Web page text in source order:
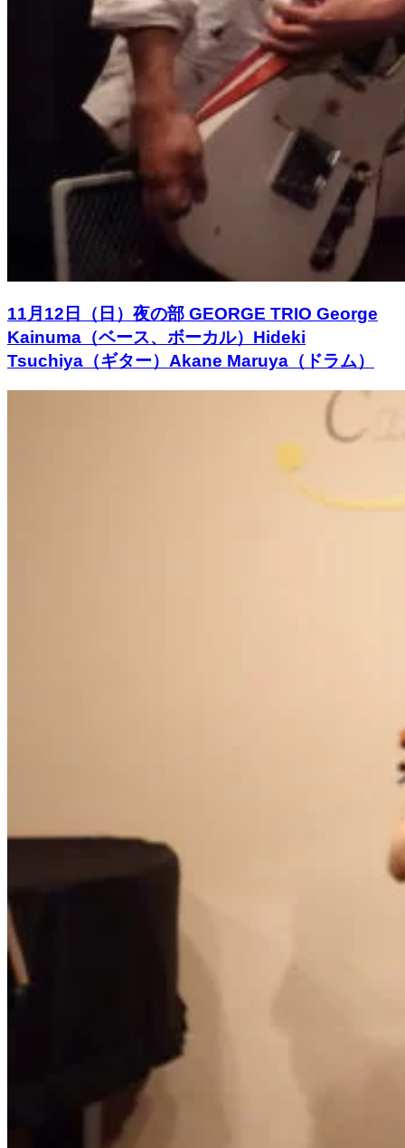
11月12日（日）夜の部 GEORGE TRIO George
Kainuma（ベース、ボーカル）Hideki
Tsuchiya（ギター）Akane Maruya（ドラム）